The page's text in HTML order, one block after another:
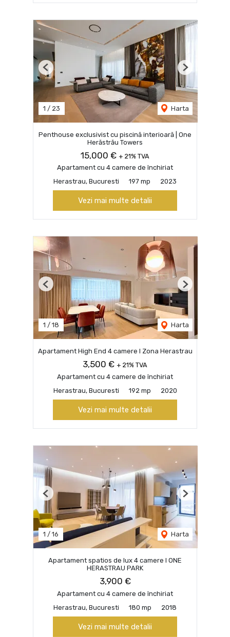
1 / 23 Harta
Previous Next
Penthouse exclusivist cu piscină interioară | One
Herăstrău Towers
15,000 € + 21% TVA
Apartament cu 4 camere de închiriat
Herastrau, Bucuresti
197 mp 2023
Vezi mai multe detalii
1 / 18 Harta
Previous Next
Apartament High End 4 camere I Zona Herastrau
3,500 € + 21% TVA
Apartament cu 4 camere de închiriat
Herastrau, Bucuresti
192 mp 2020
Vezi mai multe detalii
1 / 16 Harta
Previous Next
Apartament spatios de lux 4 camere I ONE
HERASTRAU PARK
3,900 €
Apartament cu 4 camere de închiriat
Herastrau, Bucuresti
180 mp 2018
Vezi mai multe detalii